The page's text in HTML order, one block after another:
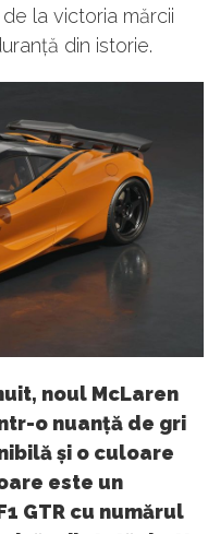
la victoria mărcii
din istorie.
noul McLaren
o nuanță de gri
și o culoare
este un
GTR cu numărul